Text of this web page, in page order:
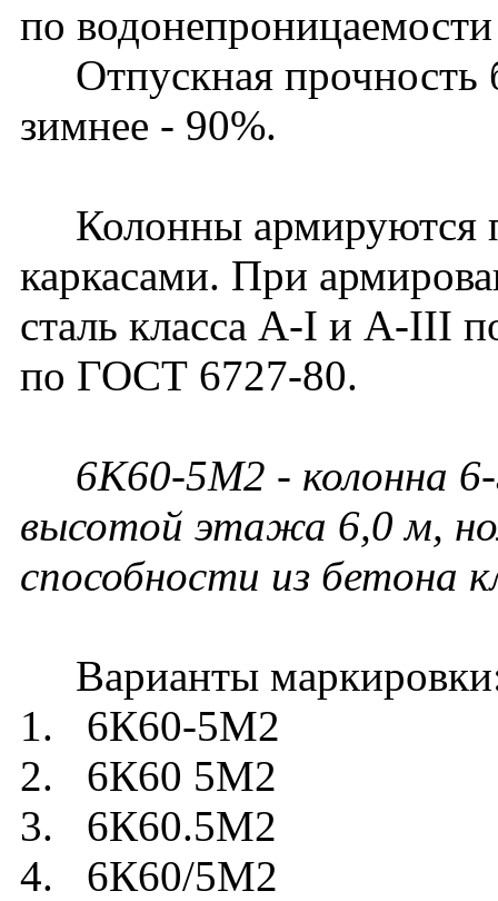
по
Отпускная прочность
зимнее - 90%.
Колонны армируются
каркасами. При
сталь класса A-I и A-III
по ГОСТ 6727-80.
6К60-5М2 - колонна
высотой этажа 6,0 м,
способности из бетона
Варианты
1. 6К60-5М2
2. 6К60 5М2
3. 6К60.5М2
4. 6К60/5М2